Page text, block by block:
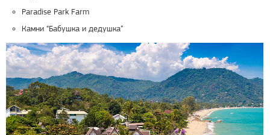
Paradise Park Farm
Камни “Бабушка и дедушка”